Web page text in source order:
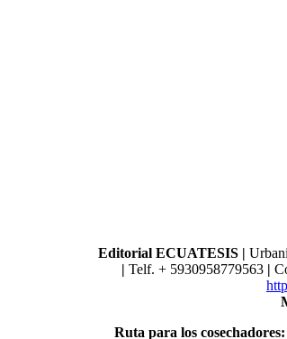
Editorial ECUATESIS |
| Telf. ​​+ 5930958779563 |
Ruta para los cosechadores: